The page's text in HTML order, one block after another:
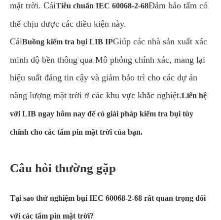
mặt trời. CáiTiêu chuẩn IEC 60068-2-68Đảm bảo tấm có
thể chịu được các điều kiện này.
CáiBuồng kiểm tra bụi LIB IPGiúp các nhà sản xuất xác
minh độ bền thông qua Mô phỏng chính xác, mang lại
hiệu suất đáng tin cậy và giảm bảo trì cho các dự án
năng lượng mặt trời ở các khu vực khắc nghiệt.Liên hệ
với LIB ngay hôm nay để có giải pháp kiểm tra bụi tùy
chỉnh cho các tấm pin mặt trời của bạn.
Câu hỏi thường gặp
Tại sao thử nghiệm bụi IEC 60068-2-68 rất quan trọng đối
với các tấm pin mặt trời?